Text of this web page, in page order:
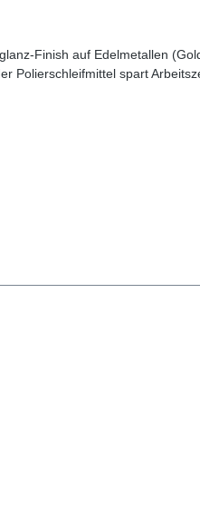
Finish auf Edelmetallen
Polierschleifmittel spart